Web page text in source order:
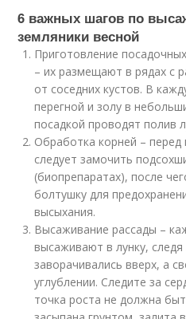
6 важных шагов по
земляники весной
Приготовление
– их размещают в рядах с
от соседних кустов. В
перегной и золу в
посадкой проводят полив
Обработка корней – перед
следует замочить
(биопрепаратах), после
болтушку для
высыхания.
Высаживание рассады –
высаживают в лунку,
заворачивались вверх, а
углублении. Следите за
точка роста не должна